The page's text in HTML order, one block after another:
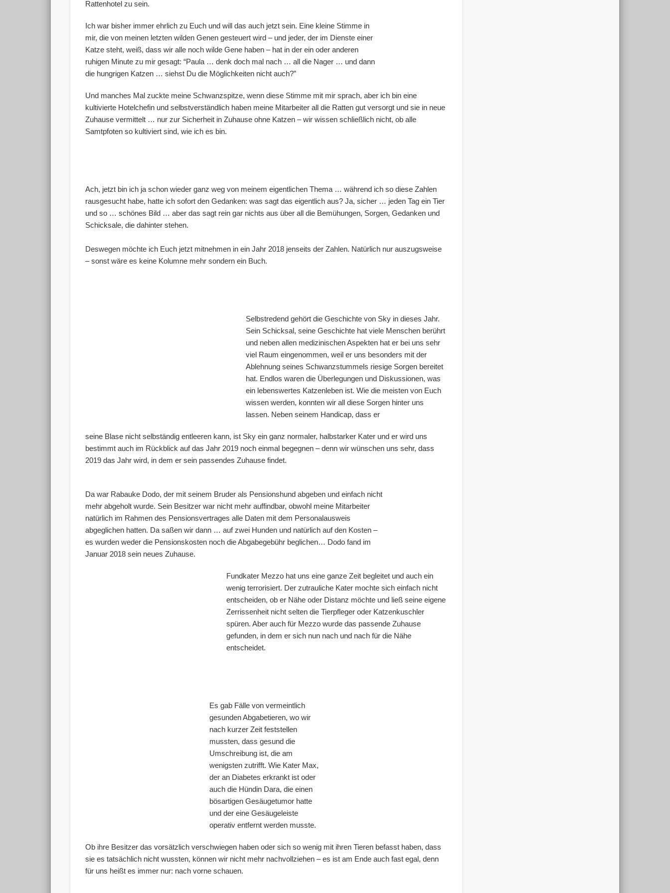
Rattenhotel zu sein.
Ich war bisher immer ehrlich zu Euch und will das auch jetzt sein. Eine kleine Stimme in
mir, die von meinen letzten wilden Genen gesteuert wird – und jeder, der im Dienste einer
Katze steht, weiß, dass wir alle noch wilde Gene haben – hat in der ein oder anderen
ruhigen Minute zu mir gesagt: “Paula … denk doch mal nach … all die Nager … und dann
die hungrigen Katzen … siehst Du die Möglichkeiten nicht auch?”
Und manches Mal zuckte meine Schwanzspitze, wenn diese Stimme mit mir sprach, aber ich bin eine
kultivierte Hotelchefin und selbstverständlich haben meine Mitarbeiter all die Ratten gut versorgt und sie in neue
Zuhause vermittelt … nur zur Sicherheit in Zuhause ohne Katzen – wir wissen schließlich nicht, ob alle
Samtpfoten so kultiviert sind, wie ich es bin.
Ach, jetzt bin ich ja schon wieder ganz weg von meinem eigentlichen Thema … während ich so diese Zahlen
rausgesucht habe, hatte ich sofort den Gedanken: was sagt das eigentlich aus? Ja, sicher … jeden Tag ein Tier
und so … schönes Bild … aber das sagt rein gar nichts aus über all die Bemühungen, Sorgen, Gedanken und
Schicksale, die dahinter stehen.
Deswegen möchte ich Euch jetzt mitnehmen in ein Jahr 2018 jenseits der Zahlen. Natürlich nur auszugsweise
– sonst wäre es keine Kolumne mehr sondern ein Buch.
Selbstredend gehört die Geschichte von Sky in dieses Jahr.
Sein Schicksal, seine Geschichte hat viele Menschen berührt
und neben allen medizinischen Aspekten hat er bei uns sehr
viel Raum eingenommen, weil er uns besonders mit der
Ablehnung seines Schwanzstummels riesige Sorgen bereitet
hat. Endlos waren die Überlegungen und Diskussionen, was
ein lebenswertes Katzenleben ist. Wie die meisten von Euch
wissen werden, konnten wir all diese Sorgen hinter uns
lassen. Neben seinem Handicap, dass er
seine Blase nicht selbständig entleeren kann, ist Sky ein ganz normaler, halbstarker Kater und er wird uns
bestimmt auch im Rückblick auf das Jahr 2019 noch einmal begegnen – denn wir wünschen uns sehr, dass
2019 das Jahr wird, in dem er sein passendes Zuhause findet.
Da war Rabauke Dodo, der mit seinem Bruder als Pensionshund abgeben und einfach nicht
mehr abgeholt wurde. Sein Besitzer war nicht mehr auffindbar, obwohl meine Mitarbeiter
natürlich im Rahmen des Pensionsvertrages alle Daten mit dem Personalausweis
abgeglichen hatten. Da saßen wir dann … auf zwei Hunden und natürlich auf den Kosten –
es wurden weder die Pensionskosten noch die Abgabegebühr beglichen… Dodo fand im
Januar 2018 sein neues Zuhause.
Fundkater Mezzo hat uns eine ganze Zeit begleitet und auch ein
wenig terrorisiert. Der zutrauliche Kater mochte sich einfach nicht
entscheiden, ob er Nähe oder Distanz möchte und ließ seine eigene
Zerrissenheit nicht selten die Tierpfleger oder Katzenkuschler
spüren. Aber auch für Mezzo wurde das passende Zuhause
gefunden, in dem er sich nun nach und nach für die Nähe
entscheidet.
Es gab Fälle von vermeintlich
gesunden Abgabetieren, wo wir
nach kurzer Zeit feststellen
mussten, dass gesund die
Umschreibung ist, die am
wenigsten zutrifft. Wie Kater Max,
der an Diabetes erkrankt ist oder
auch die Hündin Dara, die einen
bösartigen Gesäugetumor hatte
und der eine Gesäugeleiste
operativ entfernt werden musste.
Ob ihre Besitzer das vorsätzlich verschwiegen haben oder sich so wenig mit ihren Tieren befasst haben, dass
sie es tatsächlich nicht wussten, können wir nicht mehr nachvollziehen – es ist am Ende auch fast egal, denn
für uns heißt es immer nur: nach vorne schauen.